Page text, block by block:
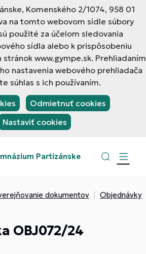
Komenského 2/1074, 958 01
na tomto webovom sídle súbory
použité za účelom sledovania
sídla alebo k prispôsobeniu
www.gympe.sk. Prehliadaním
nastavenia webového prehliadača
súhlas s ich používaním.
Odmietnuť cookies
Nastaviť cookies
Partizánske
dokumentov Objednávky
OBJ072/24